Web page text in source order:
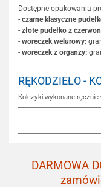
Dostępne opakowania
- czarne klasyczne
- złote pudełko z
- woreczek welurowy:
- woreczek z organzy:
RĘKODZIEŁO -
Kolczyki wykonane ręcznie
DARMOWA